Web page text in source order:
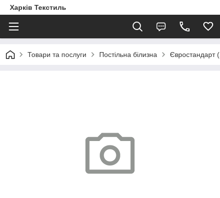
Харків Текстиль
Товари та послуги Постільна білизна Євростандарт